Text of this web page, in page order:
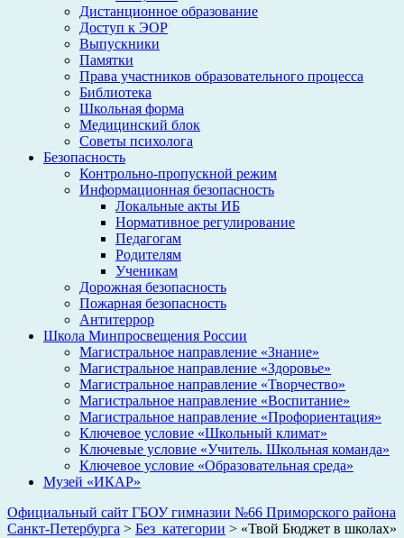
Дистанционное образование
Доступ к ЭОР
Выпускники
Памятки
Права участников образовательного процесса
Библиотека
Школьная форма
Медицинский блок
Советы психолога
Безопасность
Контрольно-пропускной режим
Информационная безопасность
Локальные акты ИБ
Нормативное регулирование
Педагогам
Родителям
Ученикам
Дорожная безопасность
Пожарная безопасность
Антитеррор
Школа Минпросвещения России
Магистральное направление «Знание»
Магистральное направление «Здоровье»
Магистральное направление «Творчество»
Магистральное направление «Воспитание»
Магистральное направление «Профориентация»
Ключевое условие «Школьный климат»
Ключевые условие «Учитель. Школьная команда»
Ключевое условие «Образовательная среда»
Музей «ИКАР»
Официальный сайт ГБОУ гимназии №66 Приморского района
Санкт-Петербурга > Без_категории > «Твой Бюджет в школах»